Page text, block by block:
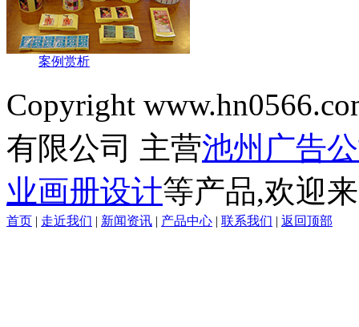
案例赏析
Copyright
有限公司 主营池州广告
业画册设计等产品,欢迎
首页 | 走近我们 | 新闻资讯 | 产品中心 | 联系我们 | 返回顶部